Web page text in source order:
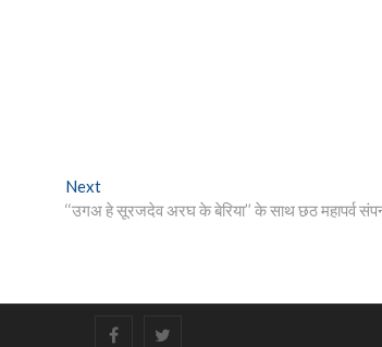
NextNext
post:
‘‘उगअ हे सूरजदेव अरघ के बेरिया’’ के साथ छठ महापर्व
#